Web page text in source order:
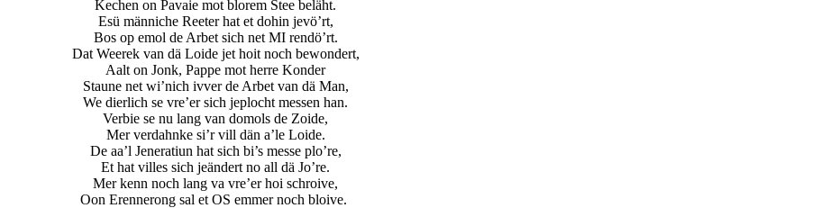
Kechen on Pavaie mot blorem Stee beläht.
Esü männiche Reeter hat et dohin jevö’rt,
Bos op emol de Arbet sich net MI rendö’rt.
Dat Weerek van dä Loide jet hoit noch bewondert,
Aalt on Jonk, Pappe mot herre Konder
Staune net wi’nich ivver de Arbet van dä Man,
We dierlich se vre’er sich jeplocht messen han.
Verbie se nu lang van domols de Zoide,
Mer verdahnke si’r vill dän a’le Loide.
De aa’l Jeneratiun hat sich bi’s messe plo’re,
Et hat villes sich jeändert no all dä Jo’re.
Mer kenn noch lang va vre’er hoi schroive,
Oon Erennerong sal et OS emmer noch bloive.